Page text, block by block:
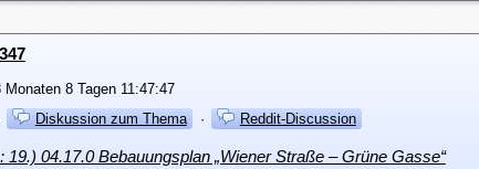
8 Tagen 11:47:47
Diskussion zum Thema · Reddit-Discussion
19.) 04.17.0 Bebauungsplan „Wiener Straße – Grüne Gasse“